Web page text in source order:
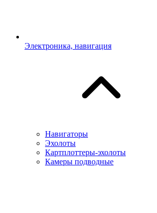
Электроника, навигация
Навигаторы
Эхолоты
Картплоттеры-эхолоты
Камеры подводные